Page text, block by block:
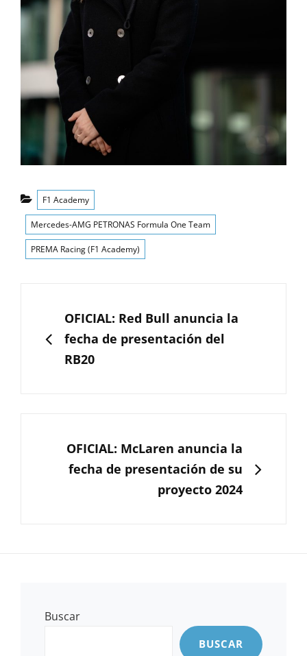
Categorías
F1 Academy
Mercedes-AMG PETRONAS Formula One Team
PREMA Racing (F1 Academy)
entradas
ANTERIOR
OFICIAL: Red Bull anuncia la
fecha de presentación del
RB20
SIGUIENTE
OFICIAL: McLaren anuncia la
fecha de presentación de su
proyecto 2024
Buscar
BUSCAR